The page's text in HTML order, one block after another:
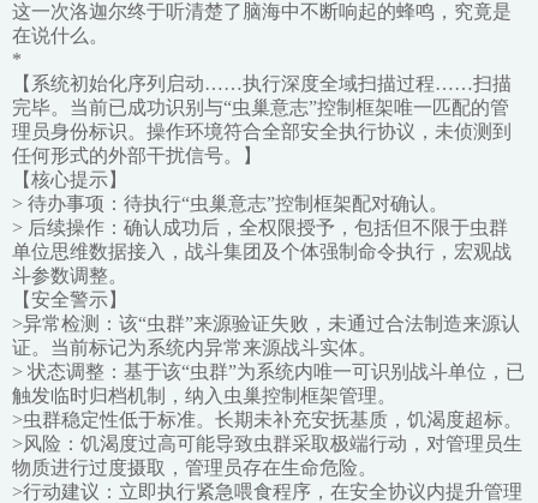
这一次洛迦尔终于听清楚了脑海中不断响起的蜂鸣，究竟是
在说什么。
*
【系统初始化序列启动……执行深度全域扫描过程……扫描
完毕。当前已成功识别与“虫巢意志”控制框架唯一匹配的管
理员身份标识。操作环境符合全部安全执行协议，未侦测到
任何形式的外部干扰信号。】
【核心提示】
> 待办事项：待执行“虫巢意志”控制框架配对确认。
> 后续操作：确认成功后，全权限授予，包括但不限于虫群
单位思维数据接入，战斗集团及个体强制命令执行，宏观战
斗参数调整。
【安全警示】
>异常检测：该“虫群”来源验证失败，未通过合法制造来源认
证。当前标记为系统内异常来源战斗实体。
> 状态调整：基于该“虫群”为系统内唯一可识别战斗单位，已
触发临时归档机制，纳入虫巢控制框架管理。
>虫群稳定性低于标准。长期未补充安抚基质，饥渴度超标。
>风险：饥渴度过高可能导致虫群采取极端行动，对管理员生
物质进行过度摄取，管理员存在生命危险。
>行动建议：立即执行紧急喂食程序，在安全协议内提升管理